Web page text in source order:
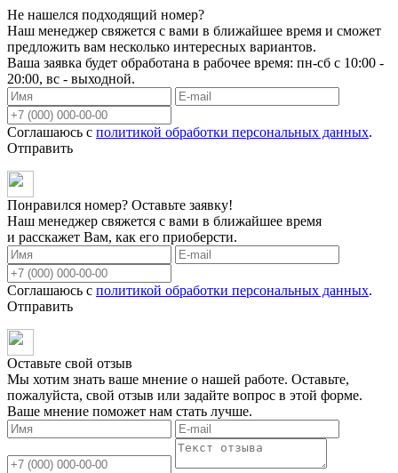
Не нашелся подходящий номер?
Наш менеджер свяжется с вами в ближайшее время и сможет
предложить вам несколько интересных вариантов.
Ваша заявка будет обработана в рабочее время: пн-сб с 10:00 -
20:00, вс - выходной.
Соглашаюсь с политикой обработки персональных данных.
Отправить
Понравился номер? Оставьте заявку!
Наш менеджер свяжется с вами в ближайшее время
и расскажет Вам, как его приоберсти.
Соглашаюсь с политикой обработки персональных данных.
Отправить
Оставьте свой отзыв
Мы хотим знать ваше мнение о нашей работе. Оставьте,
пожалуйста, свой отзыв или задайте вопрос в этой форме.
Ваше мнение поможет нам стать лучше.